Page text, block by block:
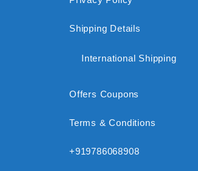
Shipping Details
International Shipping
Offers Coupons
Terms & Conditions
+919786068908